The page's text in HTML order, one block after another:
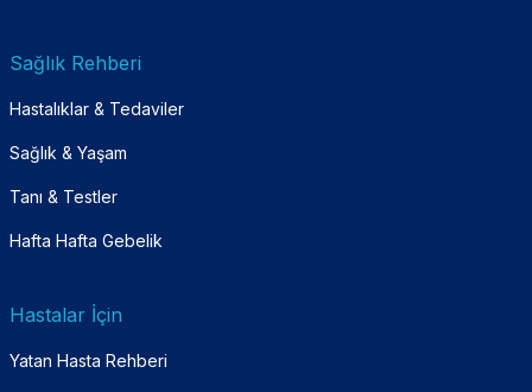
Sağlık Rehberi
Hastalıklar & Tedaviler
Sağlık & Yaşam
Tanı & Testler
Hafta Hafta Gebelik
Hastalar İçin
Yatan Hasta Rehberi